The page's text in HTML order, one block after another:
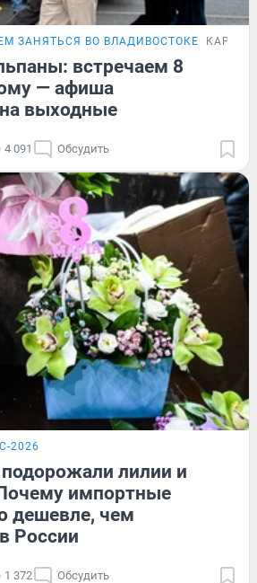
ЗАНЯТЬСЯ ВО ВЛАДИВОСТОКЕ
встречаем 8
— афиша
выходные
4 091 Обсудить
2026
лилии и
импортные
дешевле, чем
России
1 372 Обсудить